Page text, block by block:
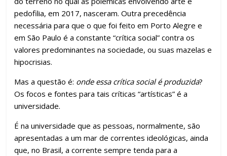
pedofilia, em 2017, nasceram. Outra precedência
necessária para que o que foi feito em Porto Alegre e
em São Paulo é a constante “crítica social” contra os
valores predominantes na sociedade, ou suas mazelas e
hipocrisias.
Mas a questão é: onde essa crítica social é produzida?
Os focos e fontes para tais críticas “artísticas” é a
universidade.
É na universidade que as pessoas, normalmente, são
apresentadas a um mar de correntes ideológicas, ainda
que, no Brasil, a corrente sempre tenda para a